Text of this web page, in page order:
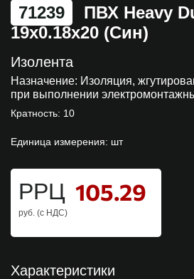
71239
ПВХ Heavy
19х0.18х20 (син)
Изолента
Назначение: Изоляция,
при выполнении
Кратность: 10
Единица измерения: шт
РРЦ
руб. (с НДС)
105.29
Характеристики